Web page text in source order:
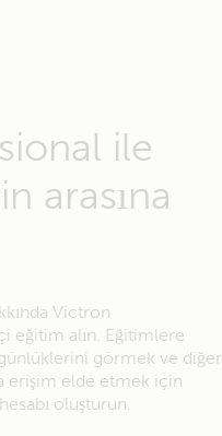
ile
arasına
Victron
eğitim alın. Eğitimlere
günlüklerini görmek ve diğer
erişim elde etmek için
oluşturun.